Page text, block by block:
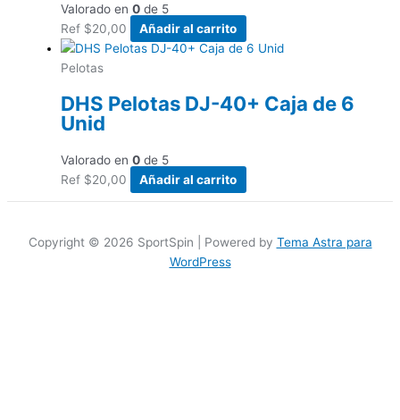
Valorado en 0 de 5
Ref $20,00 Añadir al carrito
Pelotas
DHS Pelotas DJ-40+ Caja de 6
Unid
Valorado en 0 de 5
Ref $20,00 Añadir al carrito
Copyright © 2026 SportSpin | Powered by Tema Astra para
WordPress